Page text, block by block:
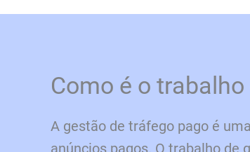
Como é o
A gestão de tráfego pago é
anúncios pagos. O trabalho de